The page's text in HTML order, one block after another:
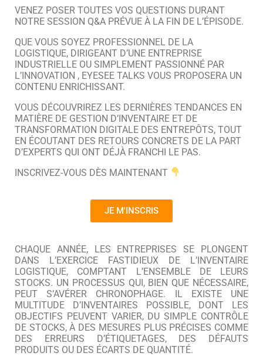
VENEZ POSER TOUTES VOS QUESTIONS DURANT
NOTRE SESSION Q&A PRÉVUE À LA FIN DE L’ÉPISODE.
QUE VOUS SOYEZ PROFESSIONNEL DE LA
LOGISTIQUE, DIRIGEANT D’UNE ENTREPRISE
INDUSTRIELLE OU SIMPLEMENT PASSIONNÉ PAR
L’INNOVATION , EYESEE TALKS VOUS PROPOSERA UN
CONTENU ENRICHISSANT.
VOUS DÉCOUVRIREZ LES DERNIÈRES TENDANCES EN
MATIÈRE DE GESTION D’INVENTAIRE ET DE
TRANSFORMATION DIGITALE DES ENTREPÔTS, TOUT
EN ÉCOUTANT DES RETOURS CONCRETS DE LA PART
D’EXPERTS QUI ONT DÉJÀ FRANCHI LE PAS.
INSCRIVEZ-VOUS DÈS MAINTENANT
JE M'INSCRIS
CHAQUE ANNÉE, LES ENTREPRISES SE PLONGENT
DANS L’EXERCICE FASTIDIEUX DE L’INVENTAIRE
LOGISTIQUE, COMPTANT L’ENSEMBLE DE LEURS
STOCKS. UN PROCESSUS QUI, BIEN QUE NÉCESSAIRE,
PEUT S’AVÉRER CHRONOPHAGE. IL EXISTE UNE
MULTITUDE D’INVENTAIRES POSSIBLE, DONT LES
OBJECTIFS PEUVENT VARIER, DU SIMPLE CONTRÔLE
DE STOCKS, À DES MESURES PLUS PRÉCISES COMME
DES ERREURS D’ÉTIQUETAGES, DES DÉFAUTS
PRODUITS OU DES ÉCARTS DE QUANTITÉ.